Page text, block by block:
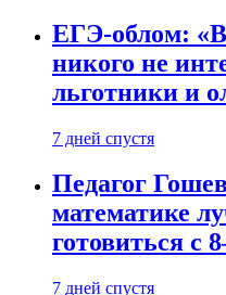
ЕГЭ-облом:
никого не
льготники и
7 дней спустя
Педагог
математике
готовиться с
7 дней спустя